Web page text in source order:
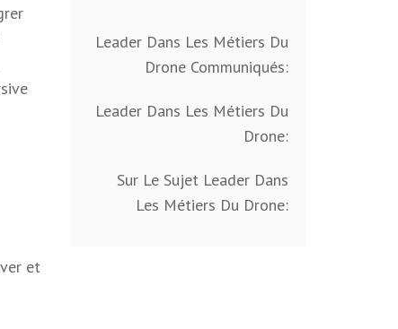
et
Leader Dans Les Métiers Du
Drone Communiqués:
Leader Dans Les Métiers Du
Drone:
Sur Le Sujet Leader Dans
Les Métiers Du Drone: